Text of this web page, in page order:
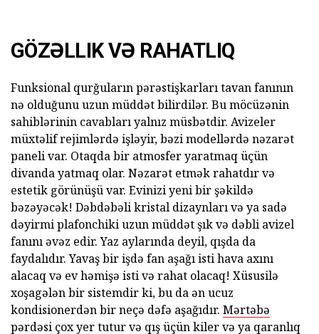
GÖZƏLLIK VƏ RAHATLIQ
Funksional qurğuların pərəstişkarları tavan fanının
nə olduğunu uzun müddət bilirdilər. Bu möcüzənin
sahiblərinin cavabları yalnız müsbətdir. Avizeler
müxtəlif rejimlərdə işləyir, bəzi modellərdə nəzarət
paneli var. Otaqda bir atmosfer yaratmaq üçün
divanda yatmaq olar. Nəzarət etmək rahatdır və
estetik görünüşü var. Evinizi yeni bir şəkildə
bəzəyəcək! Dəbdəbəli kristal dizaynları və ya sadə
dəyirmi plafonchiki uzun müddət şık və dəbli avizel
fanını əvəz edir. Yaz aylarında deyil, qışda da
faydalıdır. Yavaş bir işdə fan aşağı isti hava axını
alacaq və ev həmişə isti və rahat olacaq! Xüsusilə
xoşagələn bir sistemdir ki, bu da ən ucuz
kondisionerdən bir neçə dəfə aşağıdır. Mərtəbə
pərdəsi çox yer tutur və qış üçün kiler və ya qaranlıq